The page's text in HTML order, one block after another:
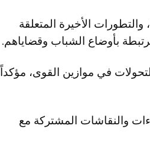
الأخيرة المتعلقة
بأوضاع الشباب وقضاياهم.
في موازين القوى، مؤكداً
والنقاشات المشتركة مع